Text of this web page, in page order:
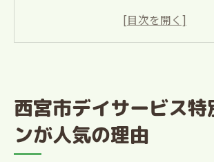
利用者の声を反映するカス
ュー
強化
食事がもたらす心身の健康効
西宮市デイサービス特
ンが人気の理由